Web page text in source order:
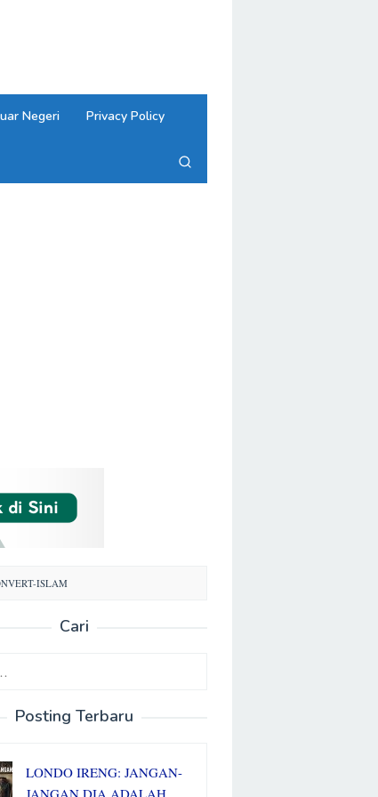
Negeri Privacy Policy
ISLAM
Cari
Posting Terbaru
LONDO IRENG: JANGAN-
JANGAN DIA ADALAH